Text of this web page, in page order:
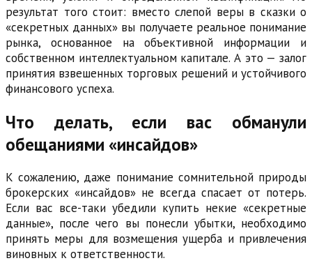
результат того стоит: вместо слепой веры в сказки о
«секретных данных» вы получаете реальное понимание
рынка, основанное на объективной информации и
собственном интеллектуальном капитале. А это — залог
принятия взвешенных торговых решений и устойчивого
финансового успеха.
Что делать, если вас обманули
обещаниями «инсайдов»
К сожалению, даже понимание сомнительной природы
брокерских «инсайдов» не всегда спасает от потерь.
Если вас все-таки убедили купить некие «секретные
данные», после чего вы понесли убытки, необходимо
принять меры для возмещения ущерба и привлечения
виновных к ответственности.